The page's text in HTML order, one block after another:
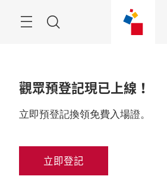
觀眾預登記現已上線！
立即預登記換領免費入場證。
立即登記